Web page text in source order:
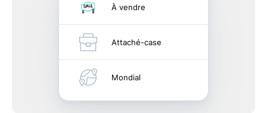
À vendre
Attaché-case
Mondial